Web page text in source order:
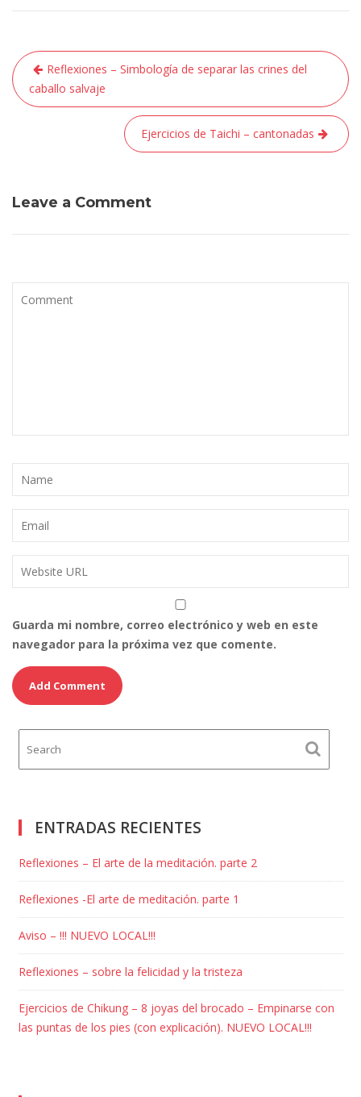
Navegación
de
entradas
Reflexiones – Simbología de separar las crines del
caballo salvaje
Ejercicios de Taichi – cantonadas
Leave a Comment
Guarda mi nombre, correo electrónico y web en este
navegador para la próxima vez que comente.
ENTRADAS RECIENTES
Reflexiones – El arte de la meditación. parte 2
Reflexiones -El arte de meditación. parte 1
Aviso – !!! NUEVO LOCAL!!!
Reflexiones – sobre la felicidad y la tristeza
Ejercicios de Chikung – 8 joyas del brocado – Empinarse con
las puntas de los pies (con explicación). NUEVO LOCAL!!!